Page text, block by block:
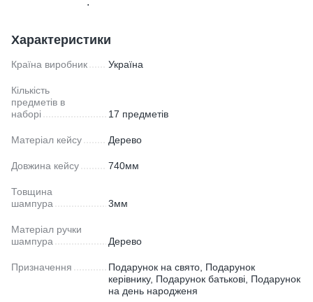
Характеристики
Країна виробник Україна
Кількість
предметів в
наборі
17 предметів
Матеріал кейсу Дерево
Довжина кейсу 740мм
Товщина
шампура
3мм
Матеріал ручки
шампура
Дерево
Призначення
Подарунок на свято, Подарунок
керівнику, Подарунок батькові, Подарунок
на день народженя